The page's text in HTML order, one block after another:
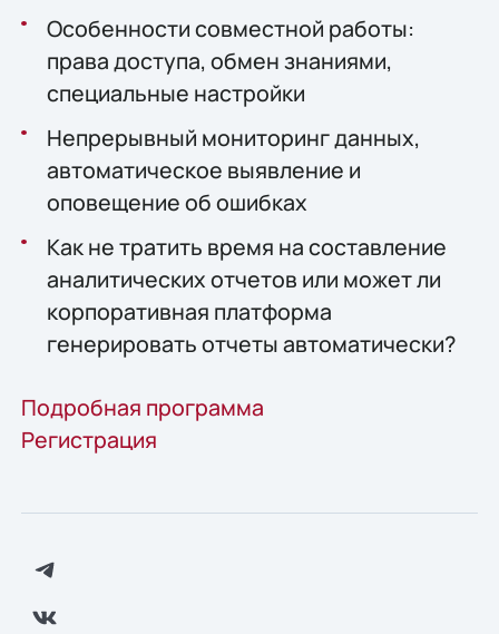
Особенности совместной работы:
права доступа, обмен знаниями,
специальные настройки
Непрерывный мониторинг данных,
автоматическое выявление и
оповещение об ошибках
Как не тратить время на составление
аналитических отчетов или может ли
корпоративная платформа
генерировать отчеты автоматически?
Подробная программа
Регистрация